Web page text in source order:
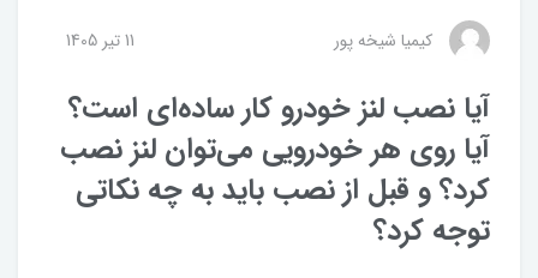
کیمیا شیخه پور 11 تير 1405
آیا نصب لنز خودرو کار ساده‌ای است؟
آیا روی هر خودرویی می‌توان لنز نصب
کرد؟ و قبل از نصب باید به چه نکاتی
توجه کرد؟